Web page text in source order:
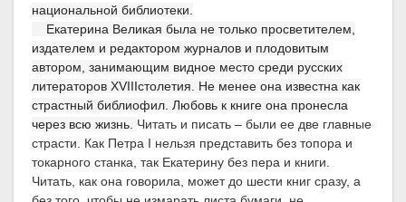
национальной библиотеки.
Екатерина Великая была не только просветителем,
издателем и редактором журналов и плодовитым
автором, занимающим видное место среди русских
литераторов XVIIIстолетия. Не менее она известна как
страстный библиофил. Любовь к книге она пронесла
через всю жизнь. Читать и писать – были ее две главные
страсти. Как Петра I нельзя представить без топора и
токарного станка, так Екатерину без пера и книги.
Читать, как она говорила, может до шести книг сразу, а